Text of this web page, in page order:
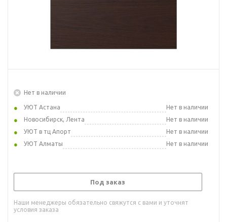
Нет в наличии
УЮТ Астана
Нет в наличии
Новосибирск, Лента
Нет в наличии
УЮТ в тц Апорт
Нет в наличии
УЮТ Алматы
Нет в наличии
Под заказ
Наши менеджеры обязательно свяжутся с вами и уточнят
условия заказа